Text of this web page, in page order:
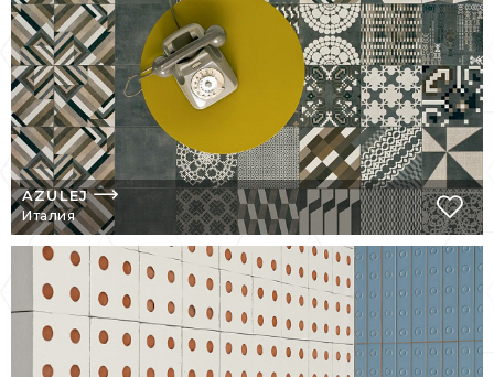
уникальные сочетания игры света и тени
на поверхности плиток или используют
нарочито нейтральные цвета, вносящие в
атмосферу помещения особый городской
шик.
Плитка Mutina в интерьере – это то же, что
талантливый актер на сцене. Она
завораживает и не отпускает вашего
внимания, к ней хочется прикоснуться
руками. Она – достойное обрамление стен
кабинетов и гостиных, офисов крупных
компаний и, конечно же – ванных комнат и
кухонь, и столовых.
Часть продукции компании
AZULEJ
Италия